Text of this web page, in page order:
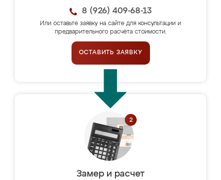
8 (926) 409-68-13
Или оставьте заявку на сайте для консультации и
предварительного расчёта стоимости.
ОСТАВИТЬ ЗАЯВКУ
Замер и расчет